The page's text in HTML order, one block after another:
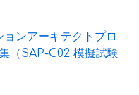
ンアーキテクトプロ
（SAP-C02 模擬試験